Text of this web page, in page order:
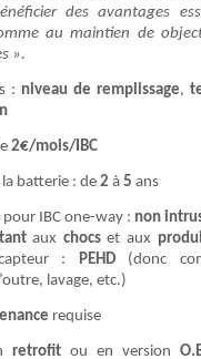
des avantages
au maintien de
».
: niveau de remplissage,
2€/mois/IBC
batterie : de 2 à 5 ans
IBC one-way : non
aux chocset aux
:
PEHD(donc
lavage, etc.)
requise
retrofit ou en version